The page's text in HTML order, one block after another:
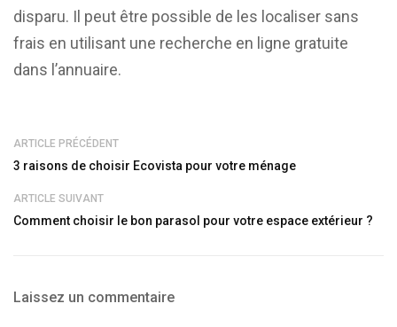
disparu. Il peut être possible de les localiser sans
frais en utilisant une recherche en ligne gratuite
dans l’annuaire.
ARTICLE PRÉCÉDENT
3 raisons de choisir Ecovista pour votre ménage
ARTICLE SUIVANT
Comment choisir le bon parasol pour votre espace extérieur ?
Laissez un commentaire